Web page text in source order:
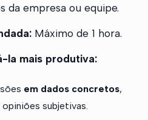
da empresa ou equipe.
Máximo de 1 hora.
la mais produtiva:
em dados concretos,
subjetivas.